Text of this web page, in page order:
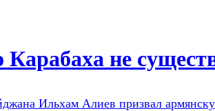
Карабаха не
Ильхам Алиев призвал